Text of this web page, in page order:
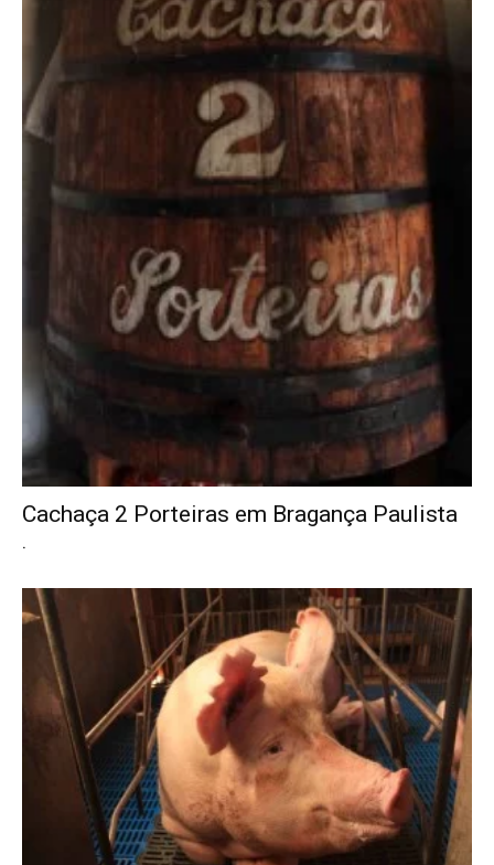
Cachaça 2 Porteiras em Bragança Paulista
.